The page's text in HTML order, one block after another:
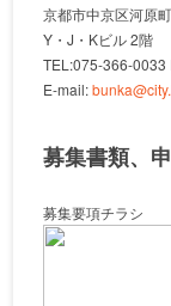
京都市中京区河原
Y・J・Kビル 2階
TEL:075-366-0033
E-mail:
募集書類、
募集要項チラシ